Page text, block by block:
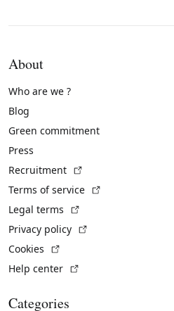
About
Who are we ?
Blog
Green commitment
Press
Recruitment
Terms of service
Legal terms
Privacy policy
Cookies
Help center
Categories